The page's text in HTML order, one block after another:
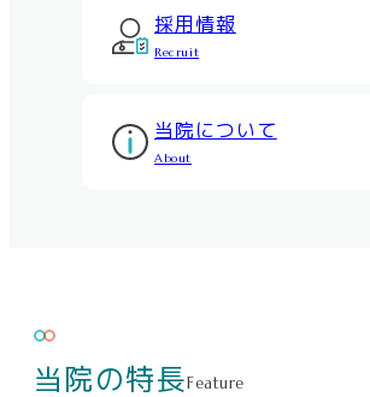
採用情報
Recruit
当院について
About
当院の特長Feature